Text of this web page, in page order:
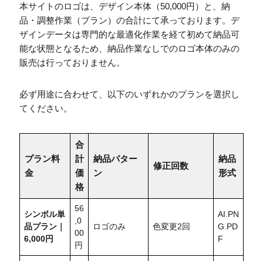
本サイトのロゴは、デザイン本体（50,000円）と、納
品・調整作業（プラン）の合計にて承っております。デ
ザインデータは専門的な最適化作業を経て初めて納品可
能な状態となるため、納品作業なしでのロゴ本体のみの
販売は行っておりません。
必ず用途に合わせて、以下のいずれかのプランを選択し
てください。
プラン料
金
合
計
価
格
納品パター
ン
修正回数
納品
形式
シンボル単
品プラン｜
6,000円
56
,0
00
円
ロゴのみ 色変更2回
AI.PN
G.PD
F